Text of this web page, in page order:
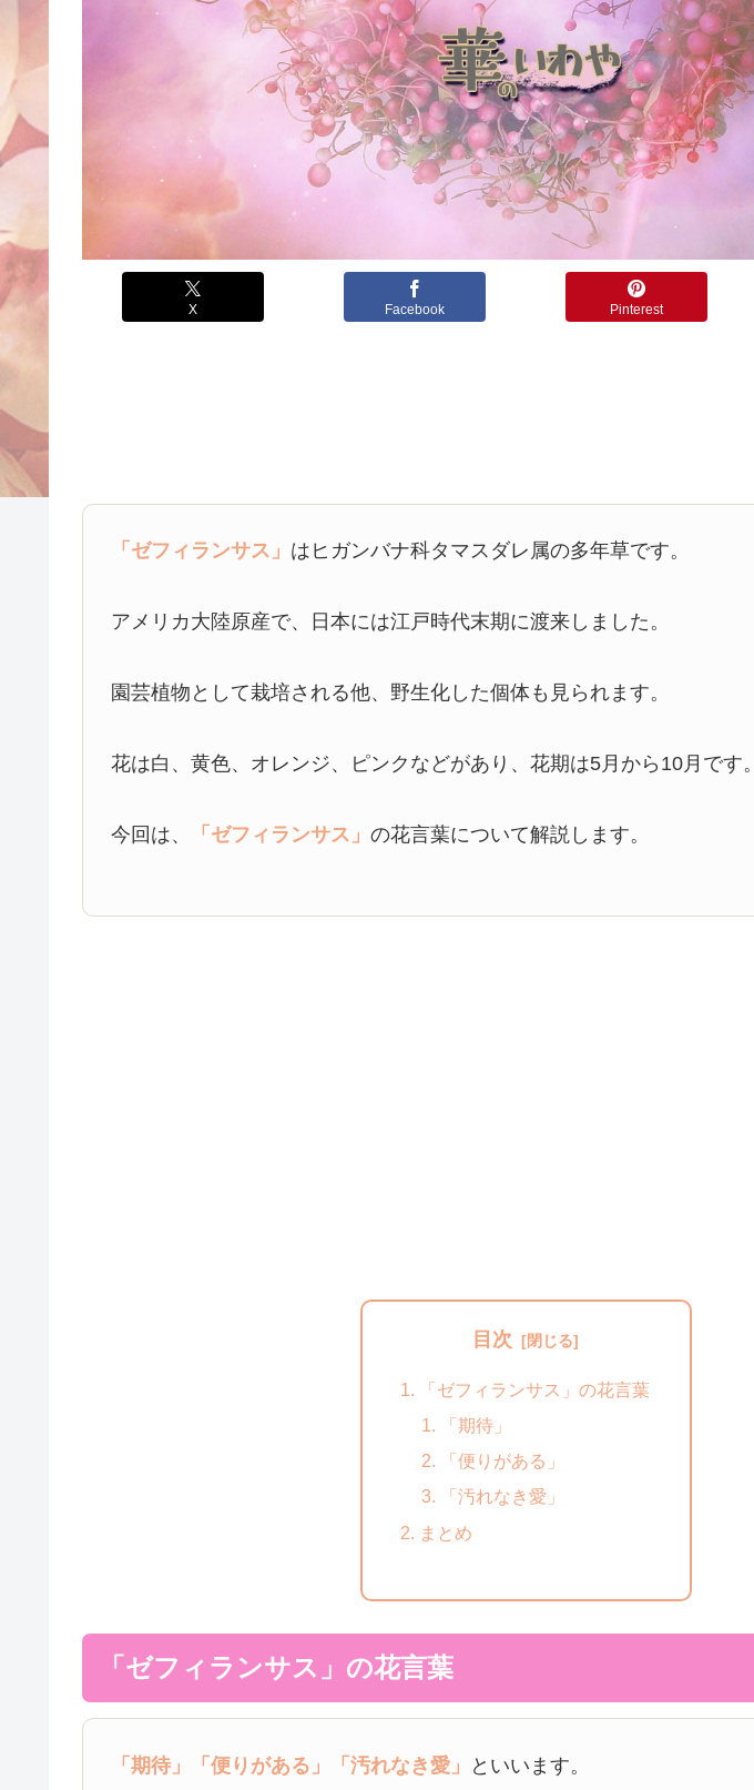
X Facebook Pinterest
「ゼフィランサス」 はヒガンバナ科タマスダレ属の多年草です。
アメリカ大陸原産で、日本には江戸時代末期に渡来しました。
園芸植物として栽培される他、野生化した個体も見られます。
花は白、黄色、オレンジ、ピンクなどがあり、花期は5月から10月です。
今回は、 「ゼフィランサス」の花言葉について解説します。
目次
「ゼフィランサス」の花言葉
「期待」
「便りがある」
「汚れなき愛」
まとめ
「ゼフィランサス」の花言葉
「期待」 「便りがある」 「汚れなき愛」 といいます。